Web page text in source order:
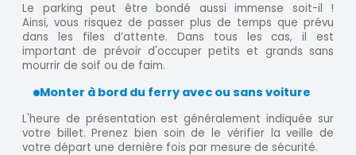
Le parking peut être bondé aussi immense soit-il !
Ainsi, vous risquez de passer plus de temps que prévu
dans les files d’attente. Dans tous les cas, il est
important de prévoir d'occuper petits et grands sans
mourrir de soif ou de faim.
Monter à bord du ferry avec ou sans voiture
L'heure de présentation est généralement indiquée sur
votre billet. Prenez bien soin de le vérifier la veille de
votre départ une dernière fois par mesure de sécurité.